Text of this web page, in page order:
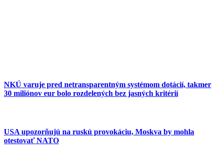
NKÚ varuje pred netransparentným systémom dotácií, takmer
30 miliónov eur bolo rozdelených bez jasných kritérií
USA upozorňujú na ruskú provokáciu, Moskva by mohla
otestovať NATO